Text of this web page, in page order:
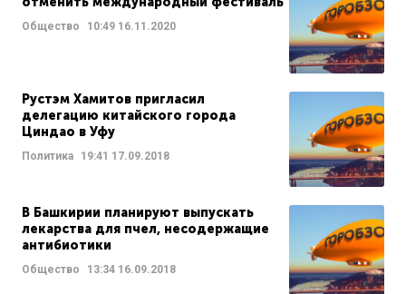
Общество 10:49 16.11.2020
Рустэм Хамитов пригласил
делегацию китайского города
Циндао в Уфу
Политика 19:41 17.09.2018
В Башкирии планируют выпускать
лекарства для пчел, несодержащие
антибиотики
Общество 13:34 16.09.2018